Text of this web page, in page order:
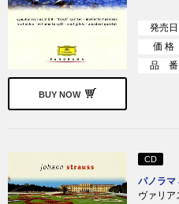
BUY NOW
発売日
価 格
品 番
CD
パノラマ
ヴァリア